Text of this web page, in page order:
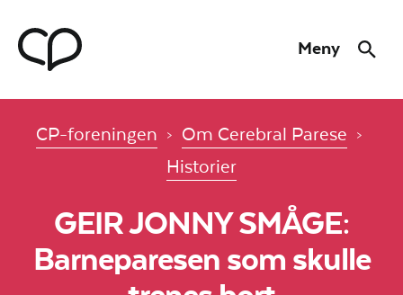
Meny
Søk
CP-foreningen
Om Cerebral Parese
Historier
GEIR JONNY SMÅGE:
Barneparesen som skulle